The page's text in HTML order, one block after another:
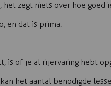
het zegt niets over hoe
en dat is prima.
is of je al rijervaring hebt
het aantal benodigde